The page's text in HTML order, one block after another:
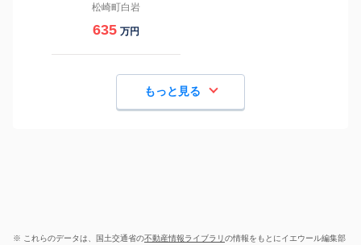
松崎町白岩
635 万円
もっと見る
※ これらのデータは、国土交通省の不動産情報ライブラリの情報をもとにイエウール編集部